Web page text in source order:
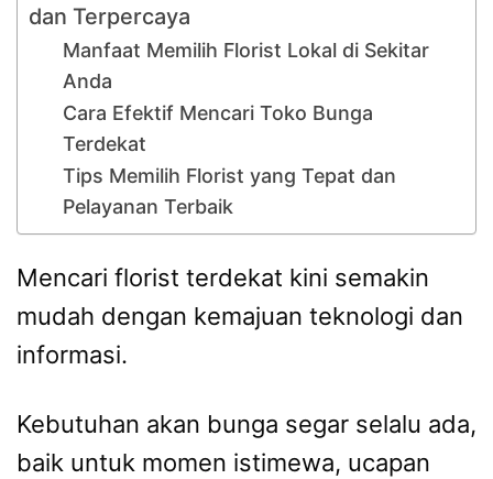
dan Terpercaya
Manfaat Memilih Florist Lokal di Sekitar
Anda
Cara Efektif Mencari Toko Bunga
Terdekat
Tips Memilih Florist yang Tepat dan
Pelayanan Terbaik
Mencari florist terdekat kini semakin
mudah dengan kemajuan teknologi dan
informasi.
Kebutuhan akan bunga segar selalu ada,
baik untuk momen istimewa, ucapan